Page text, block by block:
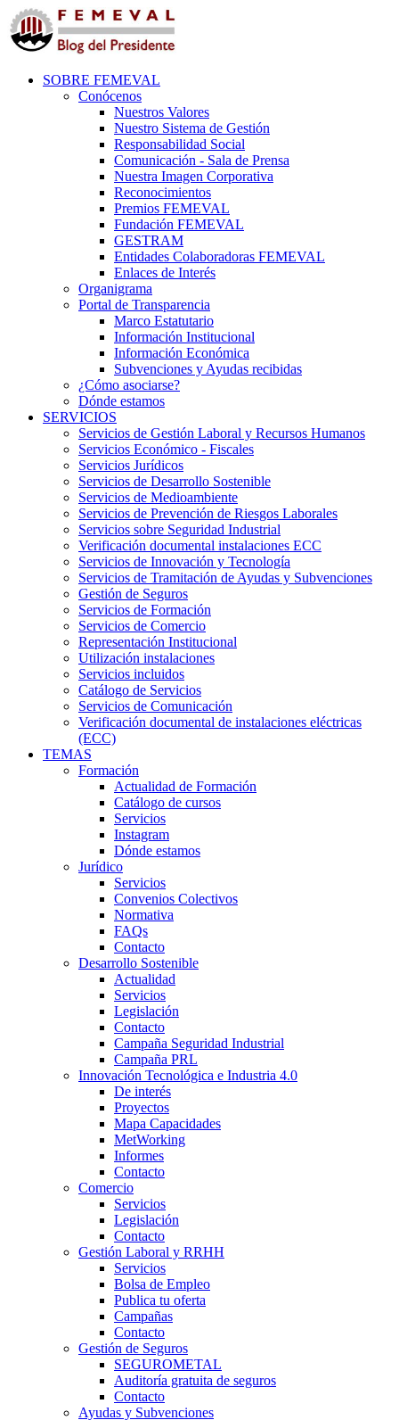
SOBRE FEMEVAL
Conócenos
Nuestros Valores
Nuestro Sistema de Gestión
Responsabilidad Social
Comunicación - Sala de Prensa
Nuestra Imagen Corporativa
Reconocimientos
Premios FEMEVAL
Fundación FEMEVAL
GESTRAM
Entidades Colaboradoras FEMEVAL
Enlaces de Interés
Organigrama
Portal de Transparencia
Marco Estatutario
Información Institucional
Información Económica
Subvenciones y Ayudas recibidas
¿Cómo asociarse?
Dónde estamos
SERVICIOS
Servicios de Gestión Laboral y Recursos Humanos
Servicios Económico - Fiscales
Servicios Jurídicos
Servicios de Desarrollo Sostenible
Servicios de Medioambiente
Servicios de Prevención de Riesgos Laborales
Servicios sobre Seguridad Industrial
Verificación documental instalaciones ECC
Servicios de Innovación y Tecnología
Servicios de Tramitación de Ayudas y Subvenciones
Gestión de Seguros
Servicios de Formación
Servicios de Comercio
Representación Institucional
Utilización instalaciones
Servicios incluidos
Catálogo de Servicios
Servicios de Comunicación
Verificación documental de instalaciones eléctricas
(ECC)
TEMAS
Formación
Actualidad de Formación
Catálogo de cursos
Servicios
Instagram
Dónde estamos
Jurídico
Servicios
Convenios Colectivos
Normativa
FAQs
Contacto
Desarrollo Sostenible
Actualidad
Servicios
Legislación
Contacto
Campaña Seguridad Industrial
Campaña PRL
Innovación Tecnológica e Industria 4.0
De interés
Proyectos
Mapa Capacidades
MetWorking
Informes
Contacto
Comercio
Servicios
Legislación
Contacto
Gestión Laboral y RRHH
Servicios
Bolsa de Empleo
Publica tu oferta
Campañas
Contacto
Gestión de Seguros
SEGUROMETAL
Auditoría gratuita de seguros
Contacto
Ayudas y Subvenciones